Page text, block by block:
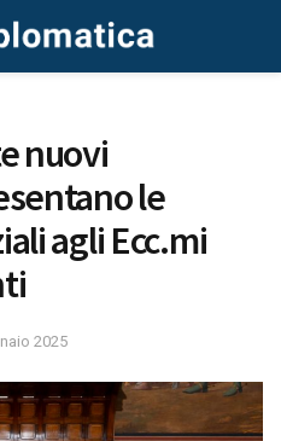
nuovi
le
agli Ecc.mi
2025